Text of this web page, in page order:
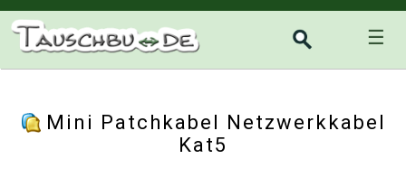
☰
Mini Patchkabel Netzwerkkabel
Kat5